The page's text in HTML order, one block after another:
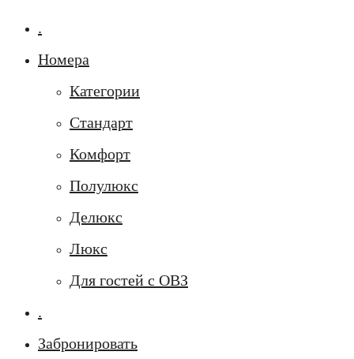
.
Номера
Категории
Стандарт
Комфорт
Полулюкс
Делюкс
Люкс
Для гостей с ОВЗ
.
Забронировать